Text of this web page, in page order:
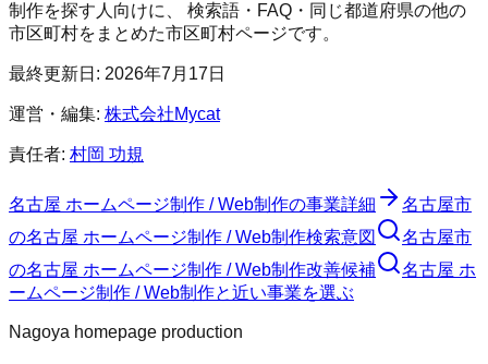
制作を探す人向けに、 検索語・FAQ・同じ都道府県の他の
市区町村をまとめた市区町村ページです。
最終更新日: 2026年7月17日
運営・編集: 株式会社Mycat
責任者: 村岡 功規
名古屋 ホームページ制作 / Web制作の事業詳細
名古屋市
の名古屋 ホームページ制作 / Web制作検索意図
名古屋市
の名古屋 ホームページ制作 / Web制作改善候補
名古屋 ホ
ームページ制作 / Web制作と近い事業を選ぶ
Nagoya homepage production